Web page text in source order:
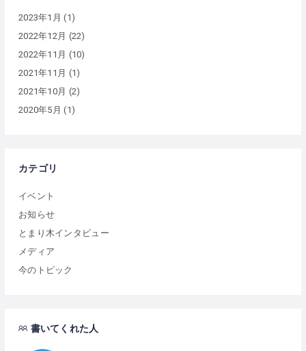
2023年1月 (1)
2022年12月 (22)
2022年11月 (10)
2021年11月 (1)
2021年10月 (2)
2020年5月 (1)
カテゴリ
イベント
お知らせ
とまり木インタビュー
メディア
今のトピック
書いてくれた人